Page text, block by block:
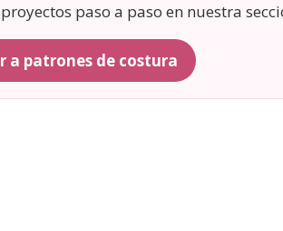
paso a paso en nuestra
a patrones de costura